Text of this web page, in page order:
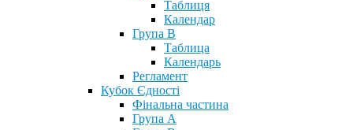
Таблиця
Календар
Група В
Таблица
Календарь
Регламент
Кубок Єдності
Фінальна частина
Група А